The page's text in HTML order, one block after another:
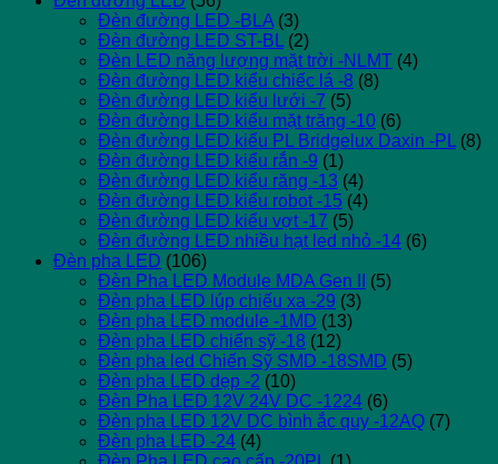
Đèn đường LED -BLA (3)
Đèn đường LED ST-BL (2)
Đèn LED năng lượng mặt trời -NLMT (4)
Đèn đường LED kiểu chiếc lá -8 (8)
Đèn đường LED kiểu lưới -7 (5)
Đèn đường LED kiểu mặt trăng -10 (6)
Đèn đường LED kiểu PL Bridgelux Daxin -PL (8)
Đèn đường LED kiểu rắn -9 (1)
Đèn đường LED kiểu răng -13 (4)
Đèn đường LED kiểu robot -15 (4)
Đèn đường LED kiểu vợt -17 (5)
Đèn đường LED nhiều hạt led nhỏ -14 (6)
Đèn pha LED (106)
Đèn Pha LED Module MDA Gen II
(5)
Đèn pha LED lúp chiếu xa -29 (3)
Đèn pha LED module -1MD (13)
Đèn pha LED chiến sỹ -18 (12)
Đèn pha led Chiến Sỹ SMD -18SMD (5)
Đèn pha LED dẹp -2 (10)
Đèn Pha LED 12V 24V DC -1224 (6)
Đèn pha LED 12V DC bình ắc quy -12AQ (7)
Đèn pha LED -24 (4)